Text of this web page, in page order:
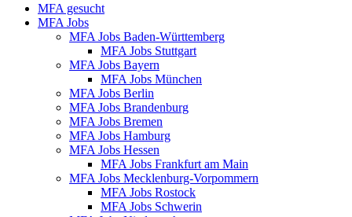
MFA gesucht
MFA Jobs
MFA Jobs Baden-Württemberg
MFA Jobs Stuttgart
MFA Jobs Bayern
MFA Jobs München
MFA Jobs Berlin
MFA Jobs Brandenburg
MFA Jobs Bremen
MFA Jobs Hamburg
MFA Jobs Hessen
MFA Jobs Frankfurt am Main
MFA Jobs Mecklenburg-Vorpommern
MFA Jobs Rostock
MFA Jobs Schwerin